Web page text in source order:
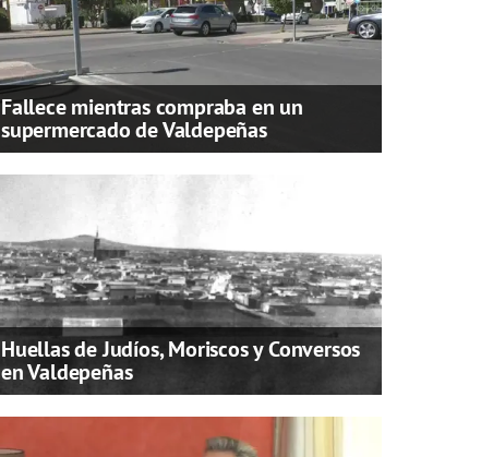
Fallece mientras compraba en un
supermercado de Valdepeñas
Huellas de Judíos, Moriscos y Conversos
en Valdepeñas